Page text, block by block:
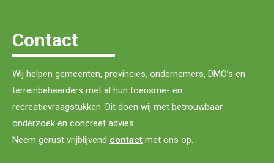
Contact
Wij helpen gemeenten, provincies, ondernemers, DMO’s en
terreinbeheerders met al hun toerisme- en
recreatievraagstukken. Dit doen wij met betrouwbaar
onderzoek en concreet advies.
Neem gerust vrijblijvend contact met ons op.